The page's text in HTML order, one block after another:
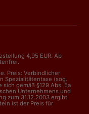
4,95 EUR. Ab
Preis: Verbindlicher
Spezialitätentaxe (sog.
sich gemäß §129 Abs. 5a
Unternehmens und
zum 31.12.2003 ergibt.
ist der Preis für